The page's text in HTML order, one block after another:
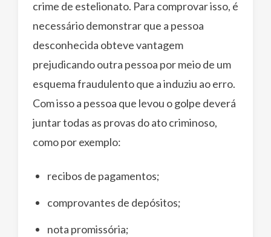
crime de estelionato. Para comprovar isso, é
necessário demonstrar que a pessoa
desconhecida obteve vantagem
prejudicando outra pessoa por meio de um
esquema fraudulento que a induziu ao erro.
Com isso a pessoa que levou o golpe deverá
juntar todas as provas do ato criminoso,
como por exemplo:
recibos de pagamentos;
comprovantes de depósitos;
nota promissória;